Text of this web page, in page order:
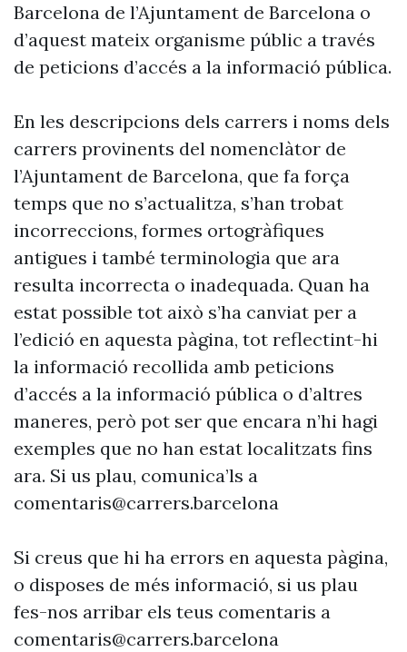
Barcelona de l’Ajuntament de Barcelona o
d’aquest mateix organisme públic a través
de peticions d’accés a la informació pública.
En les descripcions dels carrers i noms dels
carrers provinents del nomenclàtor de
l’Ajuntament de Barcelona, que fa força
temps que no s’actualitza, s’han trobat
incorreccions, formes ortogràfiques
antigues i també terminologia que ara
resulta incorrecta o inadequada. Quan ha
estat possible tot això s’ha canviat per a
l’edició en aquesta pàgina, tot reflectint-hi
la informació recollida amb peticions
d’accés a la informació pública o d’altres
maneres, però pot ser que encara n’hi hagi
exemples que no han estat localitzats fins
ara. Si us plau, comunica’ls a
comentaris@carrers.barcelona
Si creus que hi ha errors en aquesta pàgina,
o disposes de més informació, si us plau
fes-nos arribar els teus comentaris a
comentaris@carrers.barcelona